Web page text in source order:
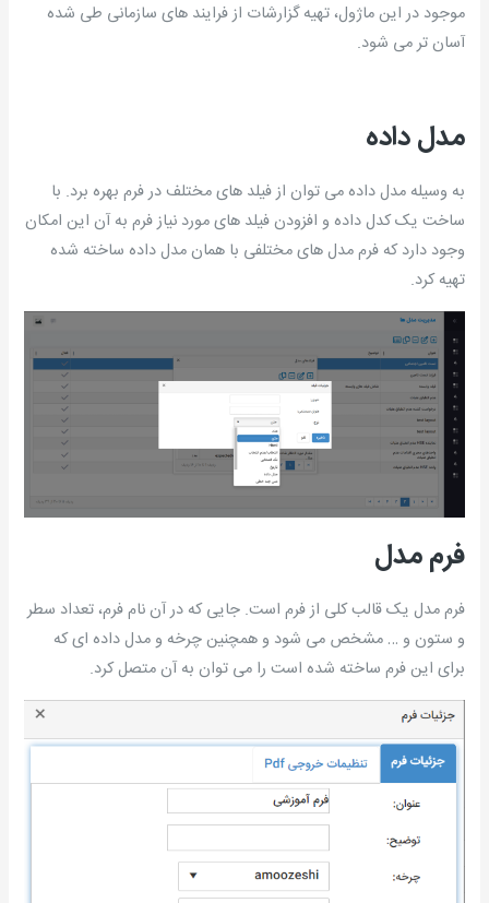
موجود در این ماژول، تهیه گزارشات از فرایند های سازمانی طی شده
آسان تر می شود.
مدل داده
به وسیله مدل داده می توان از فیلد های مختلف در فرم بهره برد. با
ساخت یک کدل داده و افزودن فیلد های مورد نیاز فرم به آن این امکان
وجود دارد که فرم مدل های مختلفی با همان مدل داده ساخته شده
تهیه کرد.
فرم مدل
فرم مدل یک قالب کلی از فرم است. جایی که در آن نام فرم، تعداد سطر
و ستون و … مشخص می شود و همچنین چرخه و مدل داده ای که
برای این فرم ساخته شده است را می توان به آن متصل کرد.